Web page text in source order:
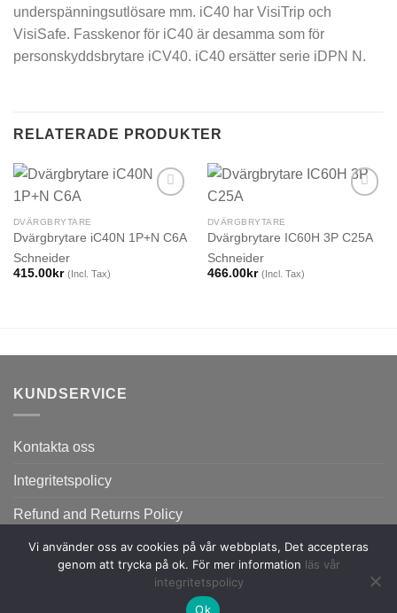
underspänningsutlösare mm. iC40 har VisiTrip och
VisiSafe. Fasskenor för iC40 är desamma som för
personskyddsbrytare iCV40. iC40 ersätter serie iDPN N.
RELATERADE PRODUKTER
DVÄRGBRYTARE
Dvärgbrytare iC40N 1P+N C6A
Schneider
415.00kr (Incl. Tax)
DVÄRGBRYTARE
Dvärgbrytare IC60H 3P C25A
Schneider
466.00kr (Incl. Tax)
KUNDSERVICE
Kontakta oss
Integritetspolicy
Refund and Returns Policy
Vi använder oss av cookies på vår webbplats, Det accepteras
genom att trycka på ok. För mer information läs vår
integritetspolicy
Ok